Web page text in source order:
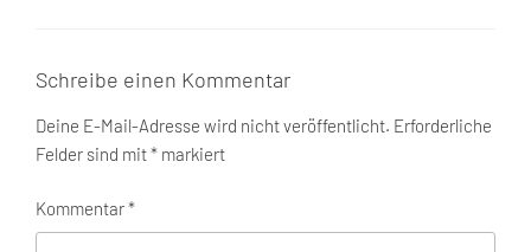
Schreibe einen Kommentar
Deine E-Mail-Adresse wird nicht veröffentlicht. Erforderliche
Felder sind mit* markiert
Kommentar*